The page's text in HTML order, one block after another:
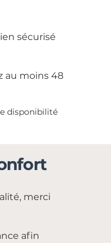
merci
afin
sécurisé
au moins 48
disponibilité